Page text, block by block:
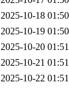
2025-10-18 01:50
2025-10-19 01:50
2025-10-20 01:51
2025-10-21 01:51
2025-10-22 01:51